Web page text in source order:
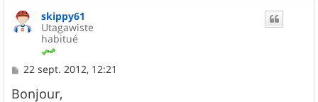
skippy61
Utagawiste
habitué
M
s
22 sept. 2012, 12:21
Bonjour,